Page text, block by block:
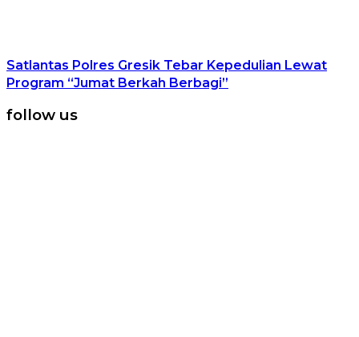
Satlantas Polres Gresik Tebar Kepedulian Lewat
Program “Jumat Berkah Berbagi”
follow us